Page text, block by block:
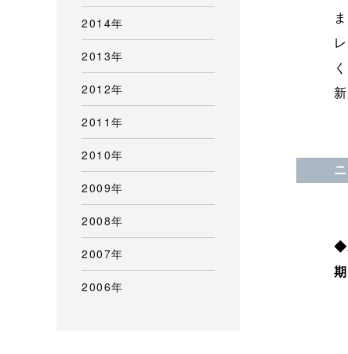
2014年
2013年
2012年
2011年
2010年
2009年
2008年
2007年
2006年